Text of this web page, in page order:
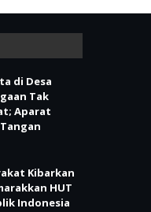
di Desa
Tak
Aparat
Kibarkan
HUT
Indonesia